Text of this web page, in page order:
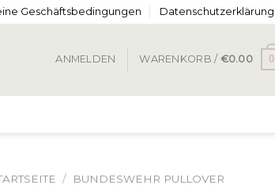
Geschäftsbedingungen Datenschutzerklärung
ANMELDEN WARENKORB / €0.00 0
/ BUNDESWEHR PULLOVER